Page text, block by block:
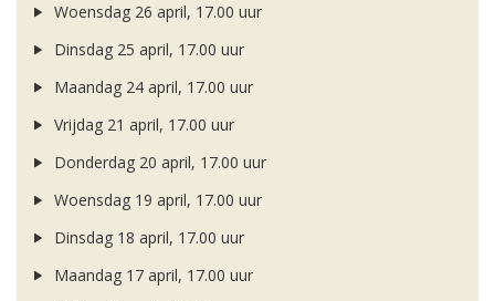
Woensdag 26 april, 17.00 uur
Dinsdag 25 april, 17.00 uur
Maandag 24 april, 17.00 uur
Vrijdag 21 april, 17.00 uur
Donderdag 20 april, 17.00 uur
Woensdag 19 april, 17.00 uur
Dinsdag 18 april, 17.00 uur
Maandag 17 april, 17.00 uur